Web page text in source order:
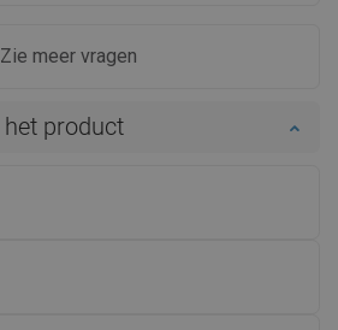
Zie meer vragen
product